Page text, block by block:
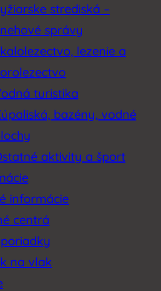
strediská –
správy
lezenie a
turistika
bazény, vodné
aktivity a šport
informácie
centrá
na vlak